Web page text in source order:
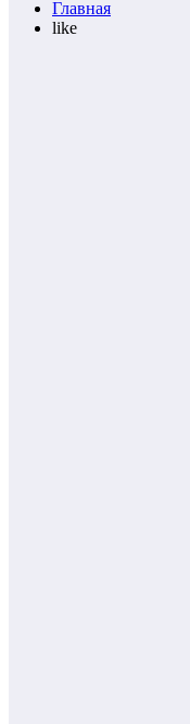
Главная
like